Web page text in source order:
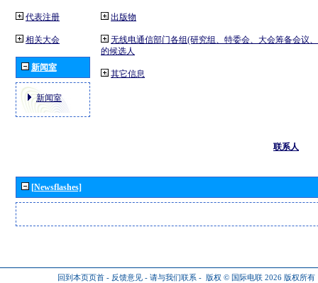
代表注册
相关大会
新闻室
新闻室
出版物
无线电通信部门各组(研究组、特委会、大会筹备会议
的候选人
其它信息
联系人
[Newsflashes]
回到本页页首 - 反馈意见 - 请与我们联系 - 版权 © 国际电联 2026 版权所有